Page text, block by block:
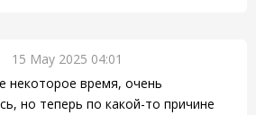
15 May 2025 04:01
некоторое время, очень
но теперь по какой-то причине